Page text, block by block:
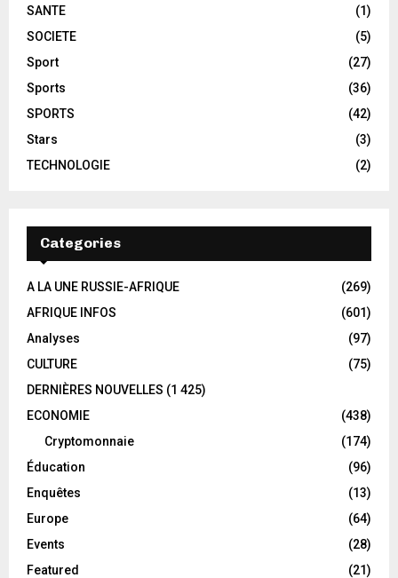
SANTE
(1)
SOCIETE
(5)
Sport
(27)
Sports
(36)
SPORTS
(42)
Stars
(3)
TECHNOLOGIE
(2)
Categories
A LA UNE RUSSIE-AFRIQUE
(269)
AFRIQUE INFOS
(601)
Analyses
(97)
CULTURE
(75)
DERNIÈRES NOUVELLES (1 425)
ECONOMIE
(438)
Cryptomonnaie
(174)
Éducation
(96)
Enquêtes
(13)
Europe
(64)
Events
(28)
Featured
(21)